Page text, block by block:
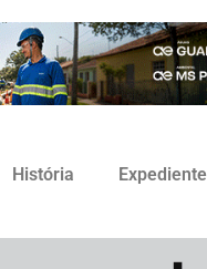
História Expediente